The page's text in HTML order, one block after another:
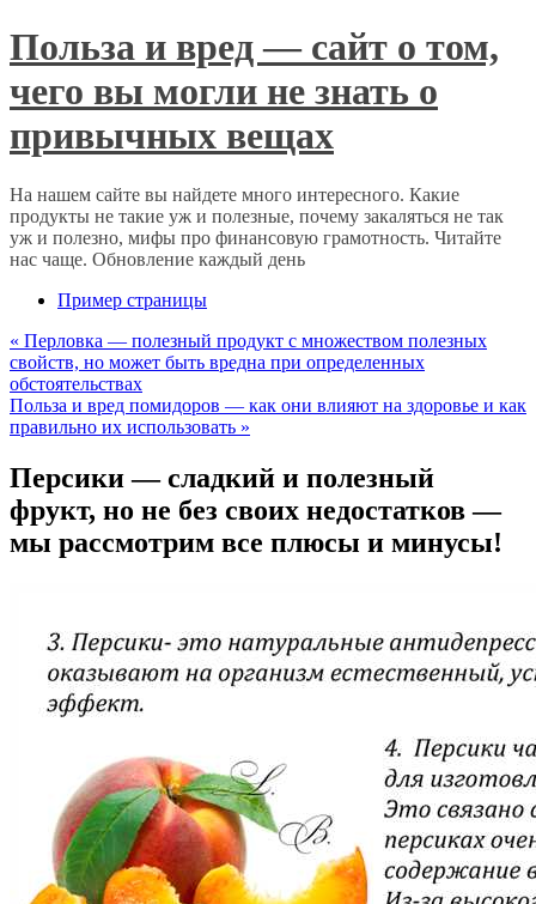
Польза и вред — сайт о том,
чего вы могли не знать о
привычных вещах
На нашем сайте вы найдете много интересного. Какие
продукты не такие уж и полезные, почему закаляться не так
уж и полезно, мифы про финансовую грамотность. Читайте
нас чаще. Обновление каждый день
Пример страницы
« Перловка — полезный продукт с множеством полезных
свойств, но может быть вредна при определенных
обстоятельствах
Польза и вред помидоров — как они влияют на здоровье и как
правильно их использовать »
Персики — сладкий и полезный
фрукт, но не без своих недостатков —
мы рассмотрим все плюсы и минусы!